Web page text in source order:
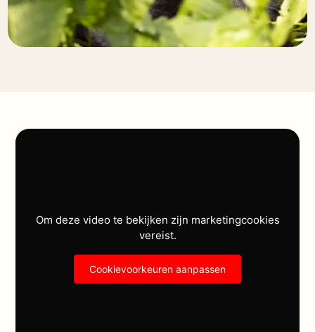
Om deze video te bekijken zijn marketingcookies
vereist.
Cookievoorkeuren aanpassen